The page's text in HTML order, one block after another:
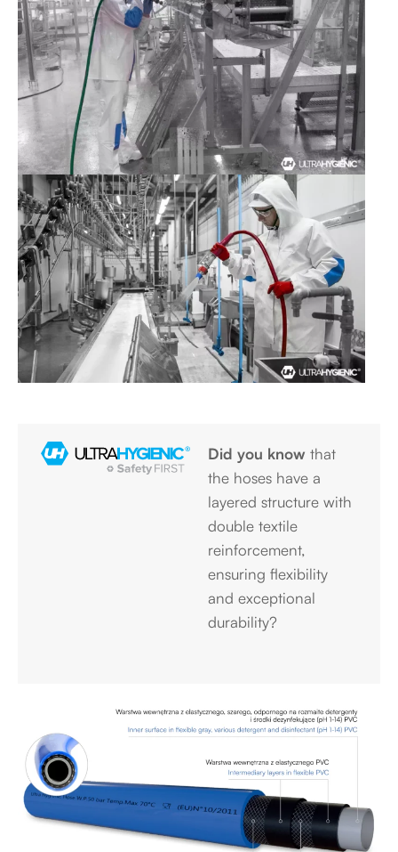
Did you know that
the hoses have a
layered structure with
double textile
reinforcement,
ensuring flexibility
and exceptional
durability?